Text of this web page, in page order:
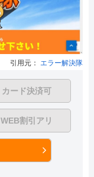
引用元： エラー解決隊
カード決済可
WEB割引アリ